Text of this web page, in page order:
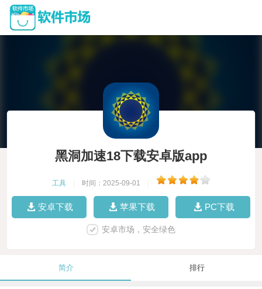
黑洞加速18下载安卓版app
工具 时间：2025-09-01
安卓下载 苹果下载 PC下载
安卓市场，安全绿色
简介 排行